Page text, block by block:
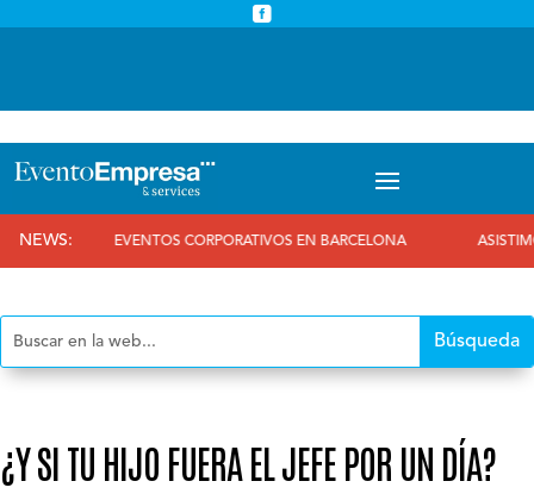

NEWS: EVENTOS CORPORATIVOS EN BARCELONA ASISTIMOS
¿Y SI TU HIJO FUERA EL JEFE POR UN DÍA?